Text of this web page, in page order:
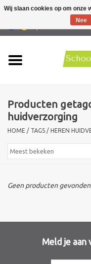
Producten
Huidproblemen
Mannen verzorging
Acties
Sothys Paris
Producten
huidverzorging
HOME / TAGS / HEREN
Geen producten
Meld je aan
Wij slaan cookies op om onze
Nee